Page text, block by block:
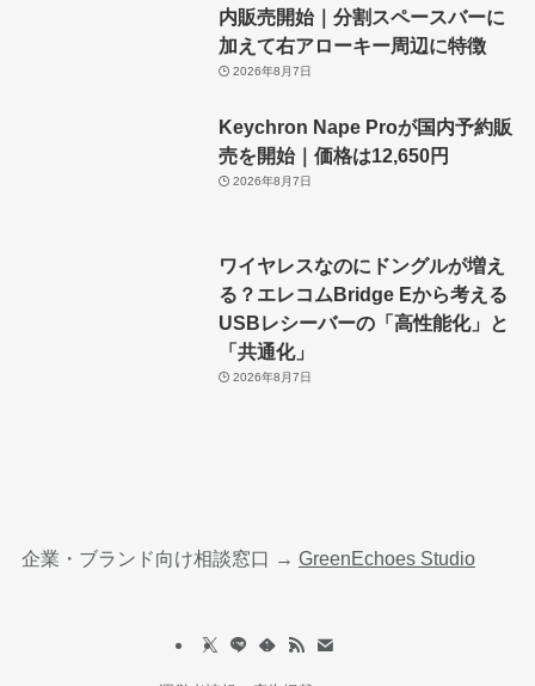
内販売開始｜分割スペースバーに
加えて右アローキー周辺に特徴
2026年8月7日
Keychron Nape Proが国内予約販
売を開始｜価格は12,650円
2026年8月7日
ワイヤレスなのにドングルが増え
る？エレコムBridge Eから考える
USBレシーバーの「高性能化」と
「共通化」
2026年8月7日
企業・ブランド向け相談窓口 → GreenEchoes Studio